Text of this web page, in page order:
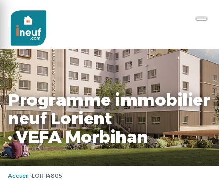
Programme immobilier
neuf Lorient
· VEFA Morbihan
Accueil LOR-14805